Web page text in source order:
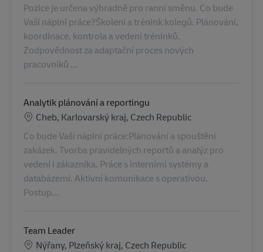
Pozice je určena výhradně pro ranní směnu. Co bude
Vaší náplní práce?Školení a trénink kolegů. Plánování,
koordinace, kontrola a vedení tréninků.
Zodpovědnost za adaptační proces nových
pracovníků ...
Analytik plánování a reportingu
Standort
Cheb, Karlovarský kraj, Czech Republic
Co bude Vaší náplní práce:Plánování a spouštění
zakázek. Tvorba pravidelných reportů a analýz pro
vedení i zákazníka. Práce s interními systémy a
databázemi. Aktivní komunikace s operativou.
Postup...
Team Leader
Standort
Nýřany, Plzeňský kraj, Czech Republic